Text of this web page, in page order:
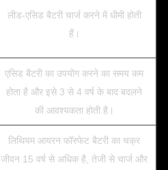
लीड-एसिड बैटरी चार्ज करने में धीमी होती
हैं।
एसिड बैटरी का उपयोग करने का समय कम
होता है और इसे 3 से 4 वर्ष के बाद बदलने
की आवश्यकता होती है।
लिथियम आयरन फॉस्फेट बैटरी का चक्र
जीवन 15 वर्ष से अधिक है, तेजी से चार्ज और